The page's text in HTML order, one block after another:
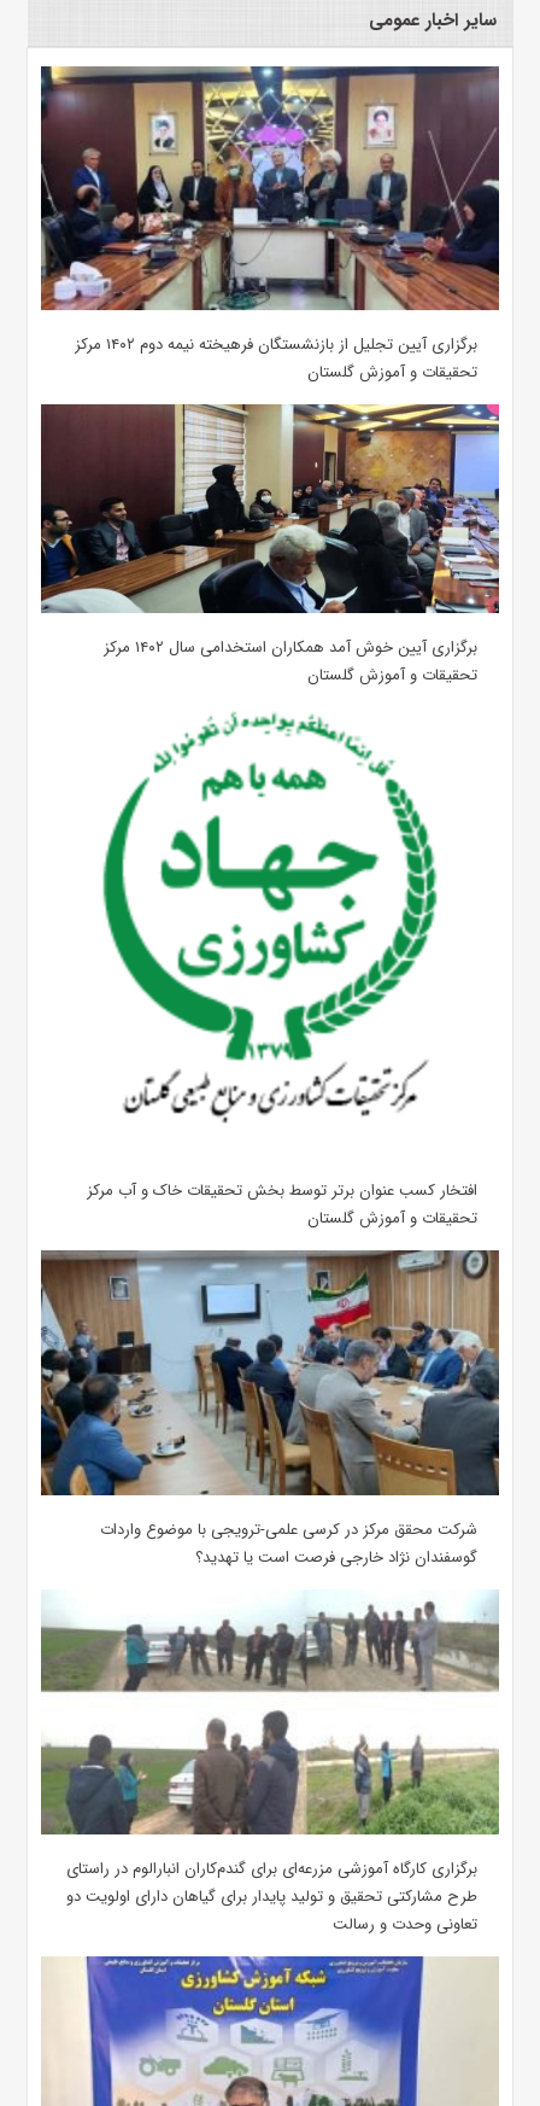
سایر اخبار عمومی
برگزاری آیین تجلیل از بازنشستگان فرهیخته نیمه دوم ۱۴۰۲ مرکز
تحقیقات و آموزش گلستان
برگزاری آیین خوش آمد همکاران استخدامی سال ۱۴۰۲ مرکز
تحقیقات و آموزش گلستان
افتخار کسب عنوان برتر توسط بخش تحقیقات خاک و آب مرکز
تحقیقات و آموزش گلستان
شرکت محقق مرکز در کرسی علمی-ترویجی با موضوع واردات
گوسفندان نژاد خارجی فرصت است یا تهدید؟
برگزاری کارگاه آموزشی مزرعه‌ای برای گندم‌کاران انبارالوم در راستای
طرح مشارکتی تحقیق و تولید پایدار برای گیاهان دارای اولویت دو
تعاونی وحدت و رسالت